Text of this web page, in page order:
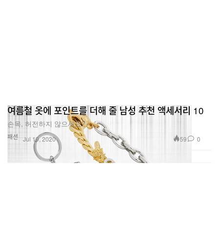
패션
여름철 옷에 포인트를 더해 줄 남성 추천 액세서리 10
손목, 허전하지 않으세요?
Jul 19, 2020 59 0